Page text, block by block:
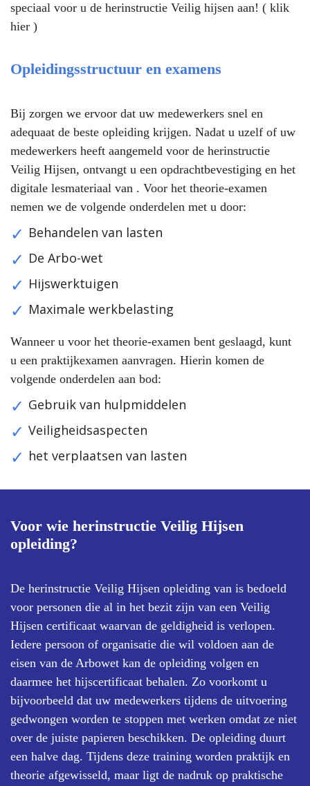
speciaal voor u de herinstructie Veilig hijsen aan! ( klik
hier )
Opleidingsstructuur en examens
Bij zorgen we ervoor dat uw medewerkers snel en
adequaat de beste opleiding krijgen. Nadat u uzelf of uw
medewerkers heeft aangemeld voor de herinstructie
Veilig Hijsen, ontvangt u een opdrachtbevestiging en het
digitale lesmateriaal van . Voor het theorie-examen
nemen we de volgende onderdelen met u door:
Behandelen van lasten
De Arbo-wet
Hijswerktuigen
Maximale werkbelasting
Wanneer u voor het theorie-examen bent geslaagd, kunt
u een praktijkexamen aanvragen. Hierin komen de
volgende onderdelen aan bod:
Gebruik van hulpmiddelen
Veiligheidsaspecten
het verplaatsen van lasten
Voor wie herinstructie Veilig Hijsen
opleiding?
De herinstructie Veilig Hijsen opleiding van is bedoeld
voor personen die al in het bezit zijn van een Veilig
Hijsen certificaat waarvan de geldigheid is verlopen.
Iedere persoon of organisatie die wil voldoen aan de
eisen van de Arbowet kan de opleiding volgen en
daarmee het hijscertificaat behalen. Zo voorkomt u
bijvoorbeeld dat uw medewerkers tijdens de uitvoering
gedwongen worden te stoppen met werken omdat ze niet
over de juiste papieren beschikken. De opleiding duurt
een halve dag. Tijdens deze training worden praktijk en
theorie afgewisseld, maar ligt de nadruk op praktische